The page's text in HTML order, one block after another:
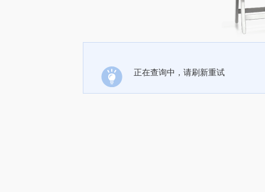
正在查询中，请刷新重试